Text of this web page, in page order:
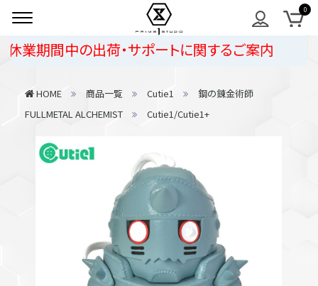
期間中の出荷・サポートに関するご案内
HOME 商品一覧 Cutie1
鋼の錬金術師
FULLMETAL ALCHEMIST
Cutie1/Cutie1+